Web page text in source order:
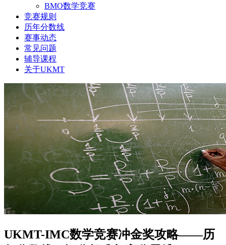
BMO数学竞赛
竞赛规则
历年分数线
赛事动态
常见问题
辅导课程
关于UKMT
UKMT-IMC数学竞赛冲金奖攻略——历